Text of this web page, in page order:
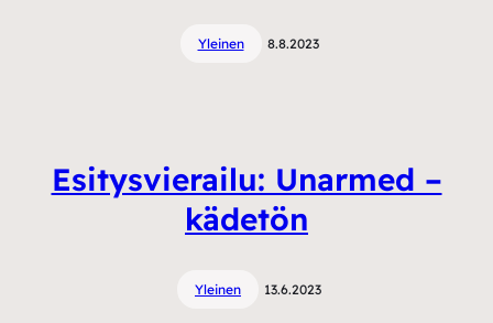
Yleinen 8.8.2023
Esitysvierailu: Unarmed –
kädetön
Yleinen 13.6.2023